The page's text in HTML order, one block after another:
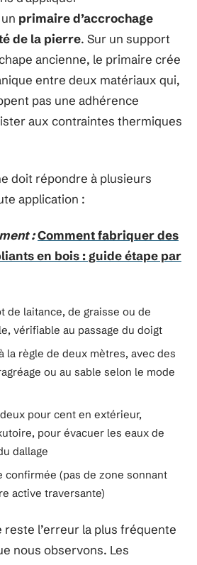
primaire d’accrochage
de la pierre. Sur un support
ancienne, le primaire crée
entre deux matériaux qui,
pas une adhérence
aux contraintes thermiques
doit répondre à plusieurs
application :
:Comment fabriquer des
en bois : guide étape par
de laitance, de graisse ou de
vérifiable au passage du doigt
la règle de deux mètres, avec des
ou au sable selon le mode
pour cent en extérieur,
pour évacuer les eaux de
dallage
(pas de zone sonnant
active traversante)
reste l’erreur la plus fréquente
nous observons. Les